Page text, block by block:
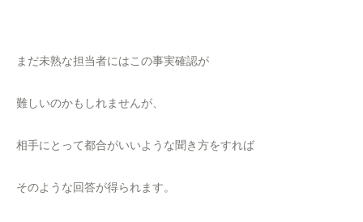
まだ未熟な担当者にはこの事実確認が
難しいのかもしれませんが、
相手にとって都合がいいような聞き方をすれば
そのような回答が得られます。